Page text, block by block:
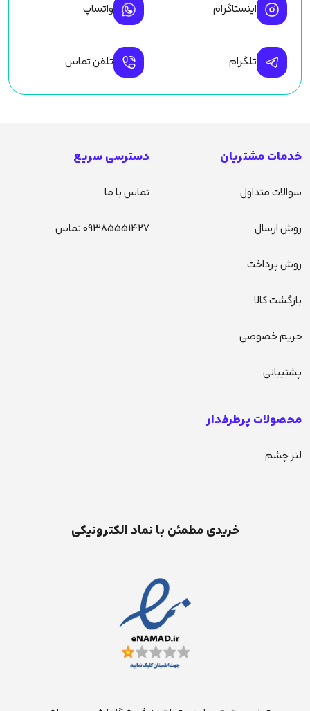
اینستاگرام واتساپ
تلگرام تلفن تماس
خدمات مشتریان
سوالات متداول
روش ارسال
روش پرداخت
بازگشت کالا
حریم خصوصی
پشتیبانی
دسترسی سریع
تماس با ما
09385551427 تماس
محصولات پرطرفدار
لنز چشم
خریدی مطمئن با نماد الکترونیکی